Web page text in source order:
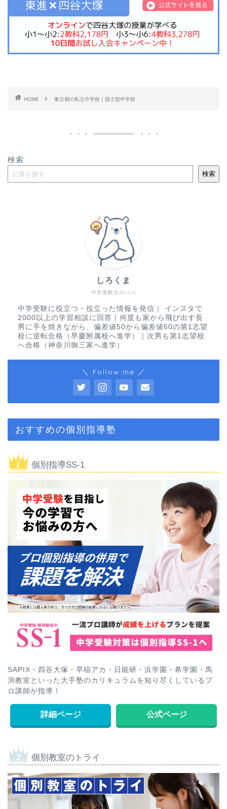
HOME 東京都の私立中学校｜国士舘中学校
検索
検索
中学受験生のパパ
しろくま
中学受験に役立つ・役立った情報を発信｜ インスタで
2000以上の学習相談に回答｜何度も家から飛び出す長
男に手を焼きながら、偏差値50から偏差値60の第1志望
校に逆転合格（早慶附属校へ進学）｜次男も第1志望校
へ合格（神奈川御三家へ進学）
＼ Follow me ／
おすすめの個別指導塾
個別指導SS-1
SAPIX・四谷大塚・早稲アカ・日能研・浜学園・希学園・馬
渕教室といった大手塾のカリキュラムを知り尽くしているプ
ロ講師が指導！
詳細ページ 公式ページ
個別教室のトライ